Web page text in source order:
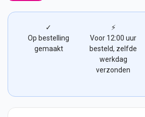
✓
Op bestelling
gemaakt
⚡
Voor 12:00 uur
besteld, zelfde
werkdag
verzonden